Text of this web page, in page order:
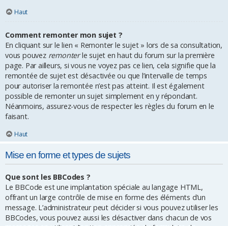
Haut
Comment remonter mon sujet ?
En cliquant sur le lien « Remonter le sujet » lors de sa consultation,
vous pouvez remonterle sujet en haut du forum sur la première
page. Par ailleurs, si vous ne voyez pas ce lien, cela signifie que la
remontée de sujet est désactivée ou que l’intervalle de temps
pour autoriser la remontée n’est pas atteint. Il est également
possible de remonter un sujet simplement en y répondant.
Néanmoins, assurez-vous de respecter les règles du forum en le
faisant.
Haut
Mise en forme et types de sujets
Que sont les BBCodes ?
Le BBCode est une implantation spéciale au langage HTML,
offrant un large contrôle de mise en forme des éléments d’un
message. L’administrateur peut décider si vous pouvez utiliser les
BBCodes, vous pouvez aussi les désactiver dans chacun de vos